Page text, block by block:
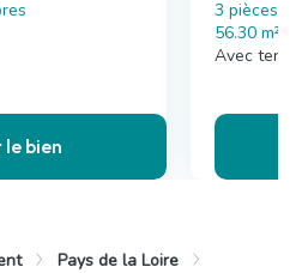
le bien
3 pièces , 2
56.30 m²
Avec
Pays de la Loire